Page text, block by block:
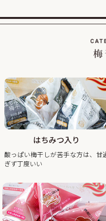
を大特価、送料込・税込1,200
平素は格別のご高配を賜り厚
おかげさまで当社は創立50周
持ちを込めて、【当社創立50
高梅のくずれ梅を大特価、送
見た目が少し崩れただけで味
機会にご賞味ください。
年末年始期間中の営業日の営
平素は格別のご高配を賜り厚
表記の件、下記の通りご案内
はちみつ入り
酸っぱい梅干しが苦手な方は、甘
ぎず丁度いい